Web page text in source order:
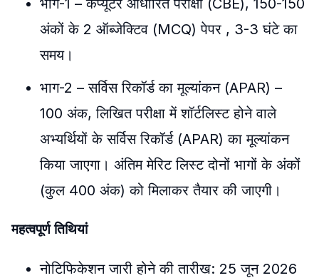
भाग-1 – कंप्यूटर आधारित परीक्षा (CBE), 150-150
अंकों के 2 ऑब्जेक्टिव (MCQ) पेपर , 3-3 घंटे का
समय।
भाग-2 – सर्विस रिकॉर्ड का मूल्यांकन (APAR) –
100 अंक, लिखित परीक्षा में शॉर्टलिस्ट होने वाले
अभ्यर्थियों के सर्विस रिकॉर्ड (APAR) का मूल्यांकन
किया जाएगा। अंतिम मेरिट लिस्ट दोनों भागों के अंकों
(कुल 400 अंक) को मिलाकर तैयार की जाएगी।
महत्वपूर्ण तिथियां
नोटिफिकेशन जारी होने की तारीख: 25 जून 2026